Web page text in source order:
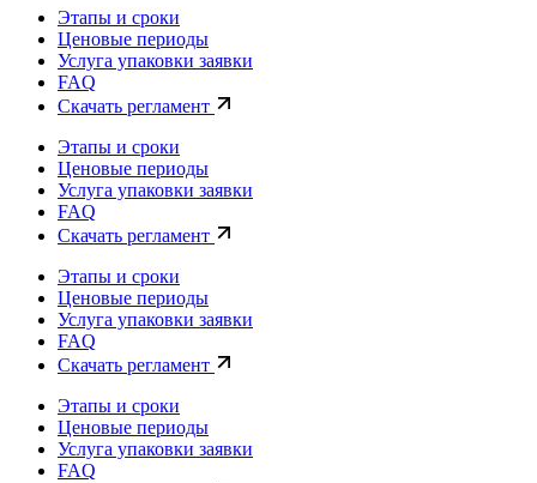
Этапы и сроки
Ценовые периоды
Услуга упаковки заявки
FAQ
Скачать регламент
Этапы и сроки
Ценовые периоды
Услуга упаковки заявки
FAQ
Скачать регламент
Этапы и сроки
Ценовые периоды
Услуга упаковки заявки
FAQ
Скачать регламент
Этапы и сроки
Ценовые периоды
Услуга упаковки заявки
FAQ